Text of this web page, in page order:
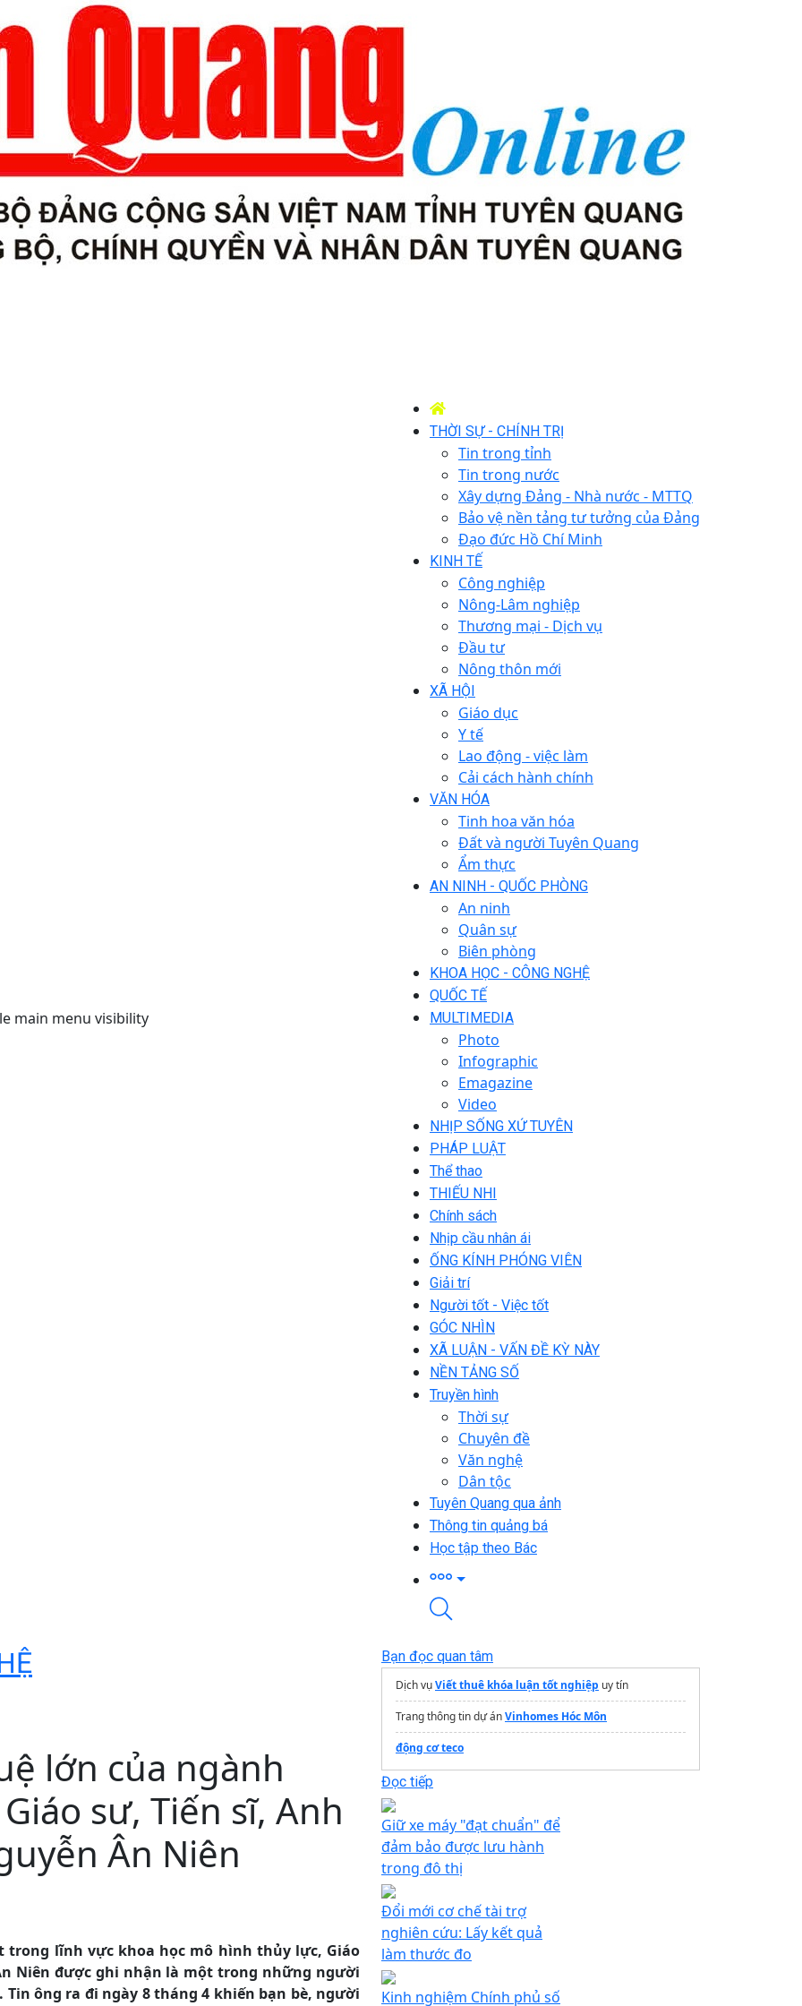
main menu visibility
THỜI SỰ - CHÍNH TRỊ
Tin trong tỉnh
Tin trong nước
Xây dựng Đảng - Nhà nước - MTTQ
Bảo vệ nền tảng tư tưởng của Đảng
Đạo đức Hồ Chí Minh
KINH TẾ
Công nghiệp
Nông-Lâm nghiệp
Thương mại - Dịch vụ
Đầu tư
Nông thôn mới
XÃ HỘI
Giáo dục
Y tế
Lao động - việc làm
Cải cách hành chính
VĂN HÓA
Tinh hoa văn hóa
Đất và người Tuyên Quang
Ẩm thực
AN NINH - QUỐC PHÒNG
An ninh
Quân sự
Biên phòng
KHOA HỌC - CÔNG NGHỆ
QUỐC TẾ
MULTIMEDIA
Photo
Infographic
Emagazine
Video
NHỊP SỐNG XỨ TUYÊN
PHÁP LUẬT
Thể thao
THIẾU NHI
Chính sách
Nhịp cầu nhân ái
ỐNG KÍNH PHÓNG VIÊN
Giải trí
Người tốt - Việc tốt
GÓC NHÌN
XÃ LUẬN - VẤN ĐỀ KỲ NÀY
NỀN TẢNG SỐ
Truyền hình
Thời sự
Chuyên đề
Văn nghệ
Dân tộc
Tuyên Quang qua ảnh
Thông tin quảng bá
Học tập theo Bác
lớn của ngành
sư, Tiến sĩ, Anh
Ân Niên
lĩnh vực khoa học mô hình thủy lực, Giáo
Niên được ghi nhận là một trong những người
ông ra đi ngày 8 tháng 4 khiến bạn bè, người
Bạn đọc quan tâm
Dịch vụViết thuê khóa luận tốt nghiệp uy tín
Trang thông tin dự ánVinhomes Hóc Môn
động cơ teco
Đọc tiếp
Giữ xe máy "đạt chuẩn" để
đảm bảo được lưu hành
trong đô thị
Đổi mới cơ chế tài trợ
nghiên cứu: Lấy kết quả
làm thước đo
Kinh nghiệm Chính phủ số